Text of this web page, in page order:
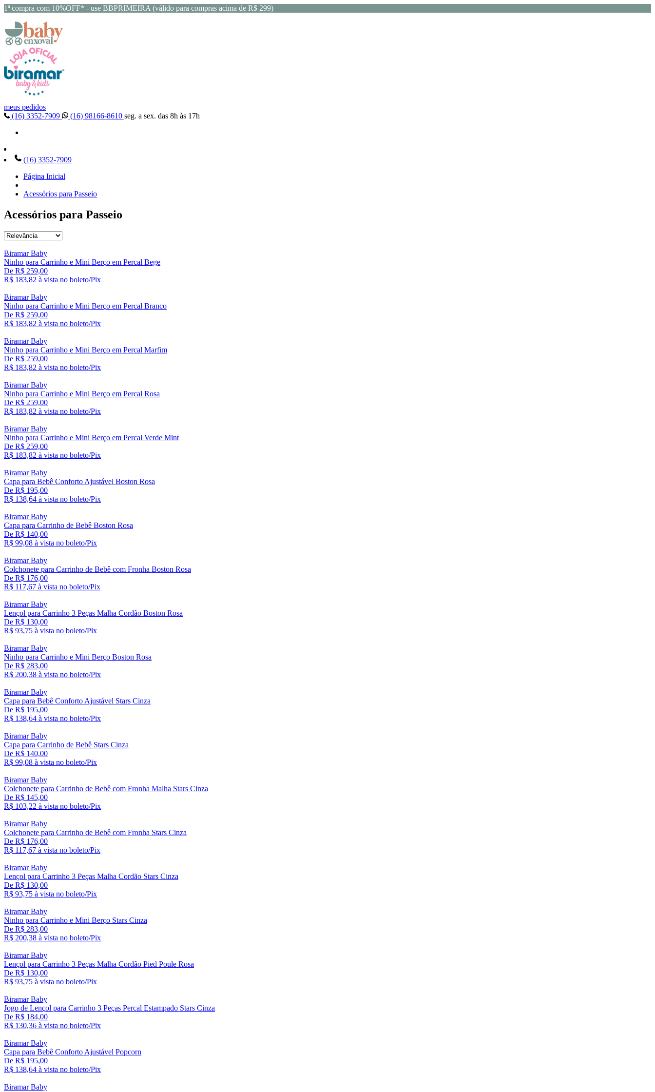
1ª compra com 10%OFF* - use BBPRIMEIRA (válido para compras acima de R$ 299)
meus pedidos
(16) 3352-7909
(16) 98166-8610 seg. a sex. das 8h às 17h
(16) 3352-7909
Página Inicial
Acessórios para Passeio
Acessórios para Passeio
Biramar Baby
Ninho para Carrinho e Mini Berço em Percal Bege
De R$ 259,00
R$ 183,82 à vista no boleto/Pix
Biramar Baby
Ninho para Carrinho e Mini Berço em Percal Branco
De R$ 259,00
R$ 183,82 à vista no boleto/Pix
Biramar Baby
Ninho para Carrinho e Mini Berço em Percal Marfim
De R$ 259,00
R$ 183,82 à vista no boleto/Pix
Biramar Baby
Ninho para Carrinho e Mini Berço em Percal Rosa
De R$ 259,00
R$ 183,82 à vista no boleto/Pix
Biramar Baby
Ninho para Carrinho e Mini Berço em Percal Verde Mint
De R$ 259,00
R$ 183,82 à vista no boleto/Pix
Biramar Baby
Capa para Bebê Conforto Ajustável Boston Rosa
De R$ 195,00
R$ 138,64 à vista no boleto/Pix
Biramar Baby
Capa para Carrinho de Bebê Boston Rosa
De R$ 140,00
R$ 99,08 à vista no boleto/Pix
Biramar Baby
Colchonete para Carrinho de Bebê com Fronha Boston Rosa
De R$ 176,00
R$ 117,67 à vista no boleto/Pix
Biramar Baby
Lençol para Carrinho 3 Peças Malha Cordão Boston Rosa
De R$ 130,00
R$ 93,75 à vista no boleto/Pix
Biramar Baby
Ninho para Carrinho e Mini Berço Boston Rosa
De R$ 283,00
R$ 200,38 à vista no boleto/Pix
Biramar Baby
Capa para Bebê Conforto Ajustável Stars Cinza
De R$ 195,00
R$ 138,64 à vista no boleto/Pix
Biramar Baby
Capa para Carrinho de Bebê Stars Cinza
De R$ 140,00
R$ 99,08 à vista no boleto/Pix
Biramar Baby
Colchonete para Carrinho de Bebê com Fronha Malha Stars Cinza
De R$ 145,00
R$ 103,22 à vista no boleto/Pix
Biramar Baby
Colchonete para Carrinho de Bebê com Fronha Stars Cinza
De R$ 176,00
R$ 117,67 à vista no boleto/Pix
Biramar Baby
Lençol para Carrinho 3 Peças Malha Cordão Stars Cinza
De R$ 130,00
R$ 93,75 à vista no boleto/Pix
Biramar Baby
Ninho para Carrinho e Mini Berço Stars Cinza
De R$ 283,00
R$ 200,38 à vista no boleto/Pix
Biramar Baby
Lençol para Carrinho 3 Peças Malha Cordão Pied Poule Rosa
De R$ 130,00
R$ 93,75 à vista no boleto/Pix
Biramar Baby
Jogo de Lençol para Carrinho 3 Peças Percal Estampado Stars Cinza
De R$ 184,00
R$ 130,36 à vista no boleto/Pix
Biramar Baby
Capa para Bebê Conforto Ajustável Popcorn
De R$ 195,00
R$ 138,64 à vista no boleto/Pix
Biramar Baby